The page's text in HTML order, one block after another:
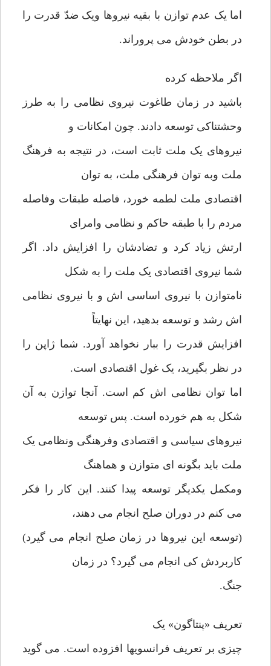
اما یک عدم توازن با بقیه نیروها ویک ضدّ قدرت را
در بطن خودش می پروراند.
اگر ملاحظه کرده
باشید در زمان طاغوت نیروی نظامی را به طرز
وحشتناکی توسعه دادند. چون امکانات و
نیروهای یک ملت ثابت است، در نتیجه به فرهنگ
ملت وبه توان فرهنگی ملت، به توان
اقتصادی ملت لطمه خورد، فاصله طبقات وفاصله
مردم را با طبقه حاکم و نظامی وامرای
ارتش زیاد کرد و تضادشان را افزایش داد. اگر
شما نیروی اقتصادی یک ملت را به شکل
نامتوازن با نیروی اساسی اش و با نیروی نظامی
اش رشد و توسعه بدهید، این نهایتاً
افزایش قدرت را ببار نخواهد آورد. شما ژاپن را
در نظر بگیرید، یک غول اقتصادی است.
اما توان نظامی اش کم است. آنجا توازن به آن
شکل به هم خورده است. پس توسعه
نیروهای سیاسی و اقتصادی وفرهنگی ونظامی یک
ملت باید بگونه ای متوازن و هماهنگ
ومکمل یکدیگر توسعه پیدا کنند. این کار را فکر
می کنم در دوران صلح انجام می دهند،
(توسعه این نیروها در زمان صلح انجام می گیرد)
کاربردش کی انجام می گیرد؟ در زمان
جنگ.
تعریف «پنتاگون» یک
چیزی بر تعریف فرانسویها افزوده است. می گوید